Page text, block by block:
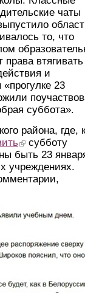
чаты
то, что
втягивать
и
23
суббота».
района, где,
(link is external)
субботу
быть 23
учреждениях.